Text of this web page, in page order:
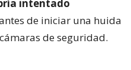
intentado
de iniciar una huida
de seguridad.